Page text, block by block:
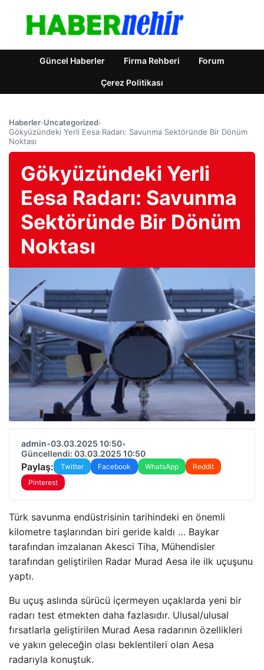
Güncel Haberler Firma Rehberi Forum
Çerez Politikası
Haberler›Uncategorized›
Gökyüzündeki Yerli Eesa Radarı: Savunma Sektöründe Bir Dönüm
Noktası
Gökyüzündeki Yerli
Eesa Radarı: Savunma
Sektöründe Bir Dönüm
Noktası
admin•03.03.2025 10:50•
Güncellendi: 03.03.2025 10:50
Paylaş: Twitter Facebook WhatsApp
Reddit
Pinterest
Türk savunma endüstrisinin tarihindeki en önemli
kilometre taşlarından biri geride kaldı … Baykar
tarafından imzalanan Akesci Tiha, Mühendisler
tarafından geliştirilen Radar Murad Aesa ile ilk uçuşunu
yaptı.
Bu uçuş aslında sürücü içermeyen uçaklarda yeni bir
radarı test etmekten daha fazlasıdır. Ulusal/ulusal
fırsatlarla geliştirilen Murad Aesa radarının özellikleri
ve yakın geleceğin olası beklentileri olan Aesa
radarıyla konuştuk.